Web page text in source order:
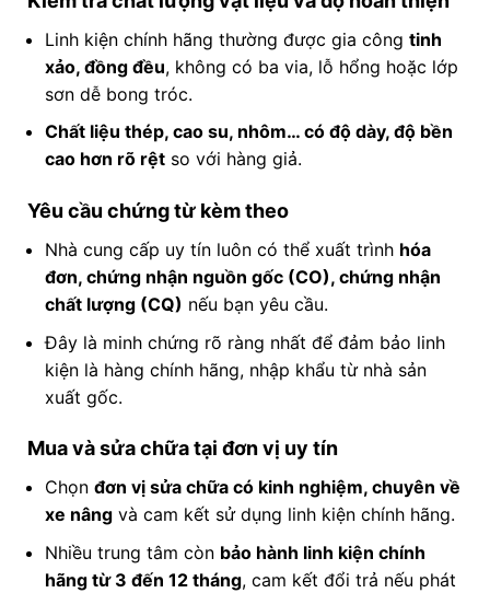
Linh kiện chính hãng thường được gia công tinh
xảo, đồng đều, không có ba via, lỗ hổng hoặc lớp
sơn dễ bong tróc.
Chất liệu thép, cao su, nhôm… có độ dày, độ bền
cao hơn rõ rệtso với hàng giả.
Yêu cầu chứng từ kèm theo
Nhà cung cấp uy tín luôn có thể xuất trình hóa
đơn, chứng nhận nguồn gốc (CO), chứng nhận
chất lượng (CQ) nếu bạn yêu cầu.
Đây là minh chứng rõ ràng nhất để đảm bảo linh
kiện là hàng chính hãng, nhập khẩu từ nhà sản
xuất gốc.
Mua và sửa chữa tại đơn vị uy tín
Chọn đơn vị sửa chữa có kinh nghiệm, chuyên về
xe nângvà cam kết sử dụng linh kiện chính hãng.
Nhiều trung tâm còn bảo hành linh kiện chính
hãng từ 3 đến 12 tháng, cam kết đổi trả nếu phát